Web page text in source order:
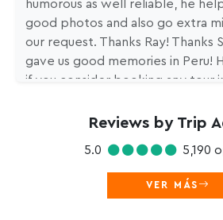
humorous as well reliable, he
good photos and also go extra
our request. Thanks Ray! Thanks
gave us good memories in Peru!
if you consider booking any tour in
Reviews by Trip
5.0 5,190
VER MÁS